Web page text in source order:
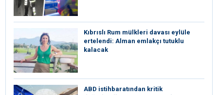
Kıbrıslı Rum mülkleri davası eylüle
ertelendi: Alman emlakçı tutuklu
kalacak
ABD istihbaratından kritik